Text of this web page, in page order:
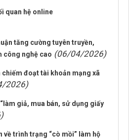
quan hệ online
tăng cường tuyên truyền,
công nghệ cao (06/04/2026)
chiếm đoạt tài khoản mạng xã
2026)
giả, mua bán, sử dụng giấy
về trình trạng “cò mồi” làm hộ